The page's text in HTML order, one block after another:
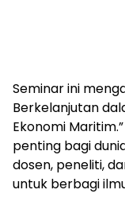
Seminar ini
Berkelanjutan
Ekonomi
penting bagi
dosen, peneliti,
untuk berbagi